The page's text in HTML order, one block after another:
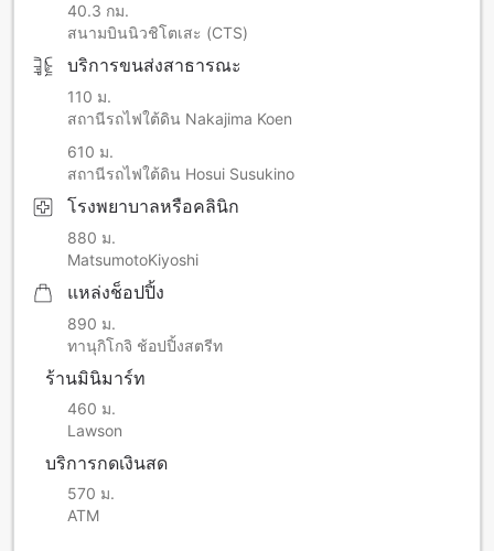
40.3 กม.
สนามบินนิวชิโตเสะ (CTS)
บริการขนส่งสาธารณะ
110 ม.
สถานีรถไฟใต้ดิน Nakajima Koen
610 ม.
สถานีรถไฟใต้ดิน Hosui Susukino
โรงพยาบาลหรือคลินิก
880 ม.
MatsumotoKiyoshi
แหล่งช็อปปิ้ง
890 ม.
ทานุกิโกจิ ช้อปปิ้งสตรีท
ร้านมินิมาร์ท
460 ม.
Lawson
บริการกดเงินสด
570 ม.
ATM